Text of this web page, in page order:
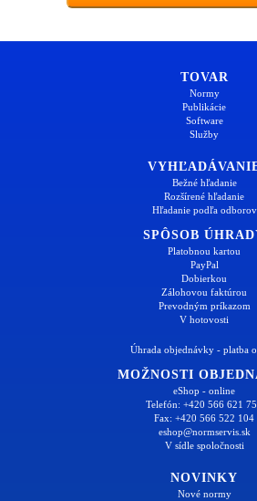
TOVAR
Normy
Publikácie
Software
Služby
Bežné hľadanie
Rozšírené hľadanie
Hľadanie podľa odborov
SPÔSOB
Platobnou kartou
PayPal
Dobierkou
Zálohovou faktúrou
Prevodným príkazom
V hotovosti
Úhrada objednávky - platba
MOŽNOSTI
eShop - online
Telefón: +420 566 621
Fax: +420 566 522 104
eshop@normservis.sk
V sídle spoločnosti
NOVINKY
Nové normy